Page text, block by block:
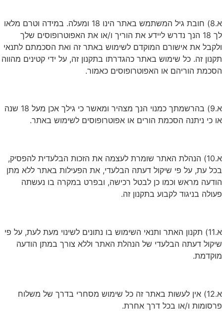
א.8) חובת גיל המשתמש באתר הינו 18 ומעלה. במידה וטרם מלאו
לך 18 הנך נדרש ליידע את הוריך ו/או את האפוטרופוסים שלך
ולקבל את אישורם המוקדם לשימוש באתר זה ואת הסכמתם לתנאי
תקנון זה. כל שימוש באתר כהגדרתו בתקנון זה, על ידי קטינים מהווה
הסכמת הוריהם או האפוטרופוסים כאמור.
א.9) בהרשמתך כמנוי הנך מצהיר ומאשר כי גילך אכן מעל 18 שנה
או כי ניתנה הסכמת הורים או אפוטרופוסים לשימוש באתר.
א.10) הנהלת האתר שומרת לעצמה את הזכות הבלעדית להפסיק,
בכל עת, על פי שיקול דעתה הבלעדי, את הפעילות באתר ללא מתן
הודעה מראש וכמו כן לבטל רכישה, ובפרט במקרה בו נעשתה
פעולה בניגוד לקבוע בתקנון זה.
א.11) תקנון האתר ותנאי השימוש בו נתונים לשינוי מעת לעת, על פי
שיקול דעתה הבלעדי של הנהלת האתר וללא צורך במתן הודעה
מוקדמת.
א.12) אין לעשות באתר זה כל שימוש מסחרי בדרך של משלוח
פרסומות ו/או בכל דרך אחרת.